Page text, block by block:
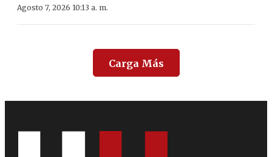
Agosto 7, 2026 10:13 a. m.
Carga Más